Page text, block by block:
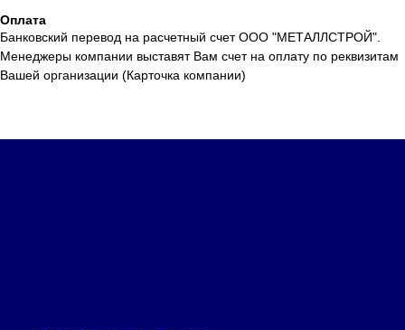
Оплата
Банковский перевод на расчетный счет ООО "МЕТАЛЛСТРОЙ".
Менеджеры компании выставят Вам счет на оплату по реквизитам
Вашей организации (Карточка компании)